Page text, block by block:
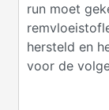
run moet
hersteld en
voor de